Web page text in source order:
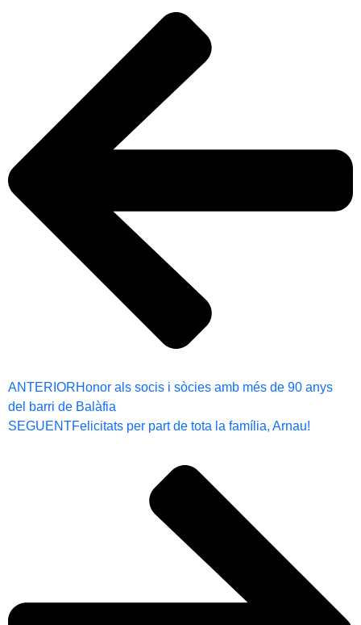
ANTERIORHonor als socis i sòcies amb més de 90 anys
del barri de Balàfia
SEGUENTFelicitats per part de tota la família, Arnau!